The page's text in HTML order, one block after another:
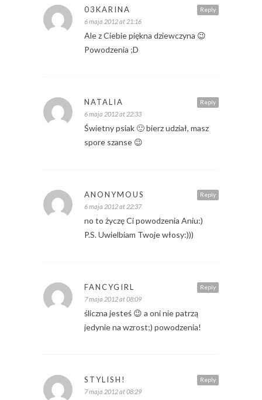
Reply
03KARINA
6 maja 2012 at 21:16
Ale z Ciebie piękna dziewczyna 😉
Powodzenia ;D
Reply
NATALIA
6 maja 2012 at 22:33
Świetny psiak 🙂 bierz udział, masz
spore szanse 😉
Reply
ANONYMOUS
6 maja 2012 at 22:37
no to życzę Ci powodzenia Aniu:)
P.S. Uwielbiam Twoje włosy:)))
Reply
FANCYGIRL
7 maja 2012 at 08:09
śliczna jesteś 😉 a oni nie patrzą
jedynie na wzrost;) powodzenia!
Reply
STYLISH!
7 maja 2012 at 08:29